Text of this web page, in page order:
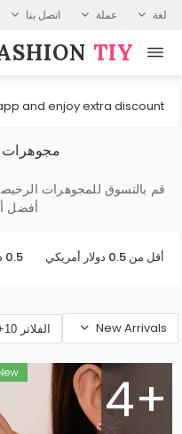
لغة عملة اتصل بنا
TIY
and enjoy extra discount
مجوهرات
قم بالتسوق للمجوهرات
أفضل
أقل من 0.5 دولار أمريكي 0.5 دولار أمريكي - 1.5 دولار أمريكي
New Arrivals الفلاتر 10+
4+